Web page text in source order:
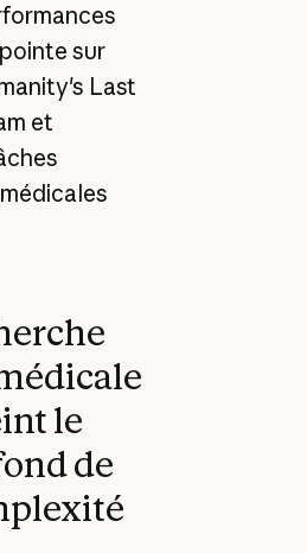
sur
Last
et
le
de